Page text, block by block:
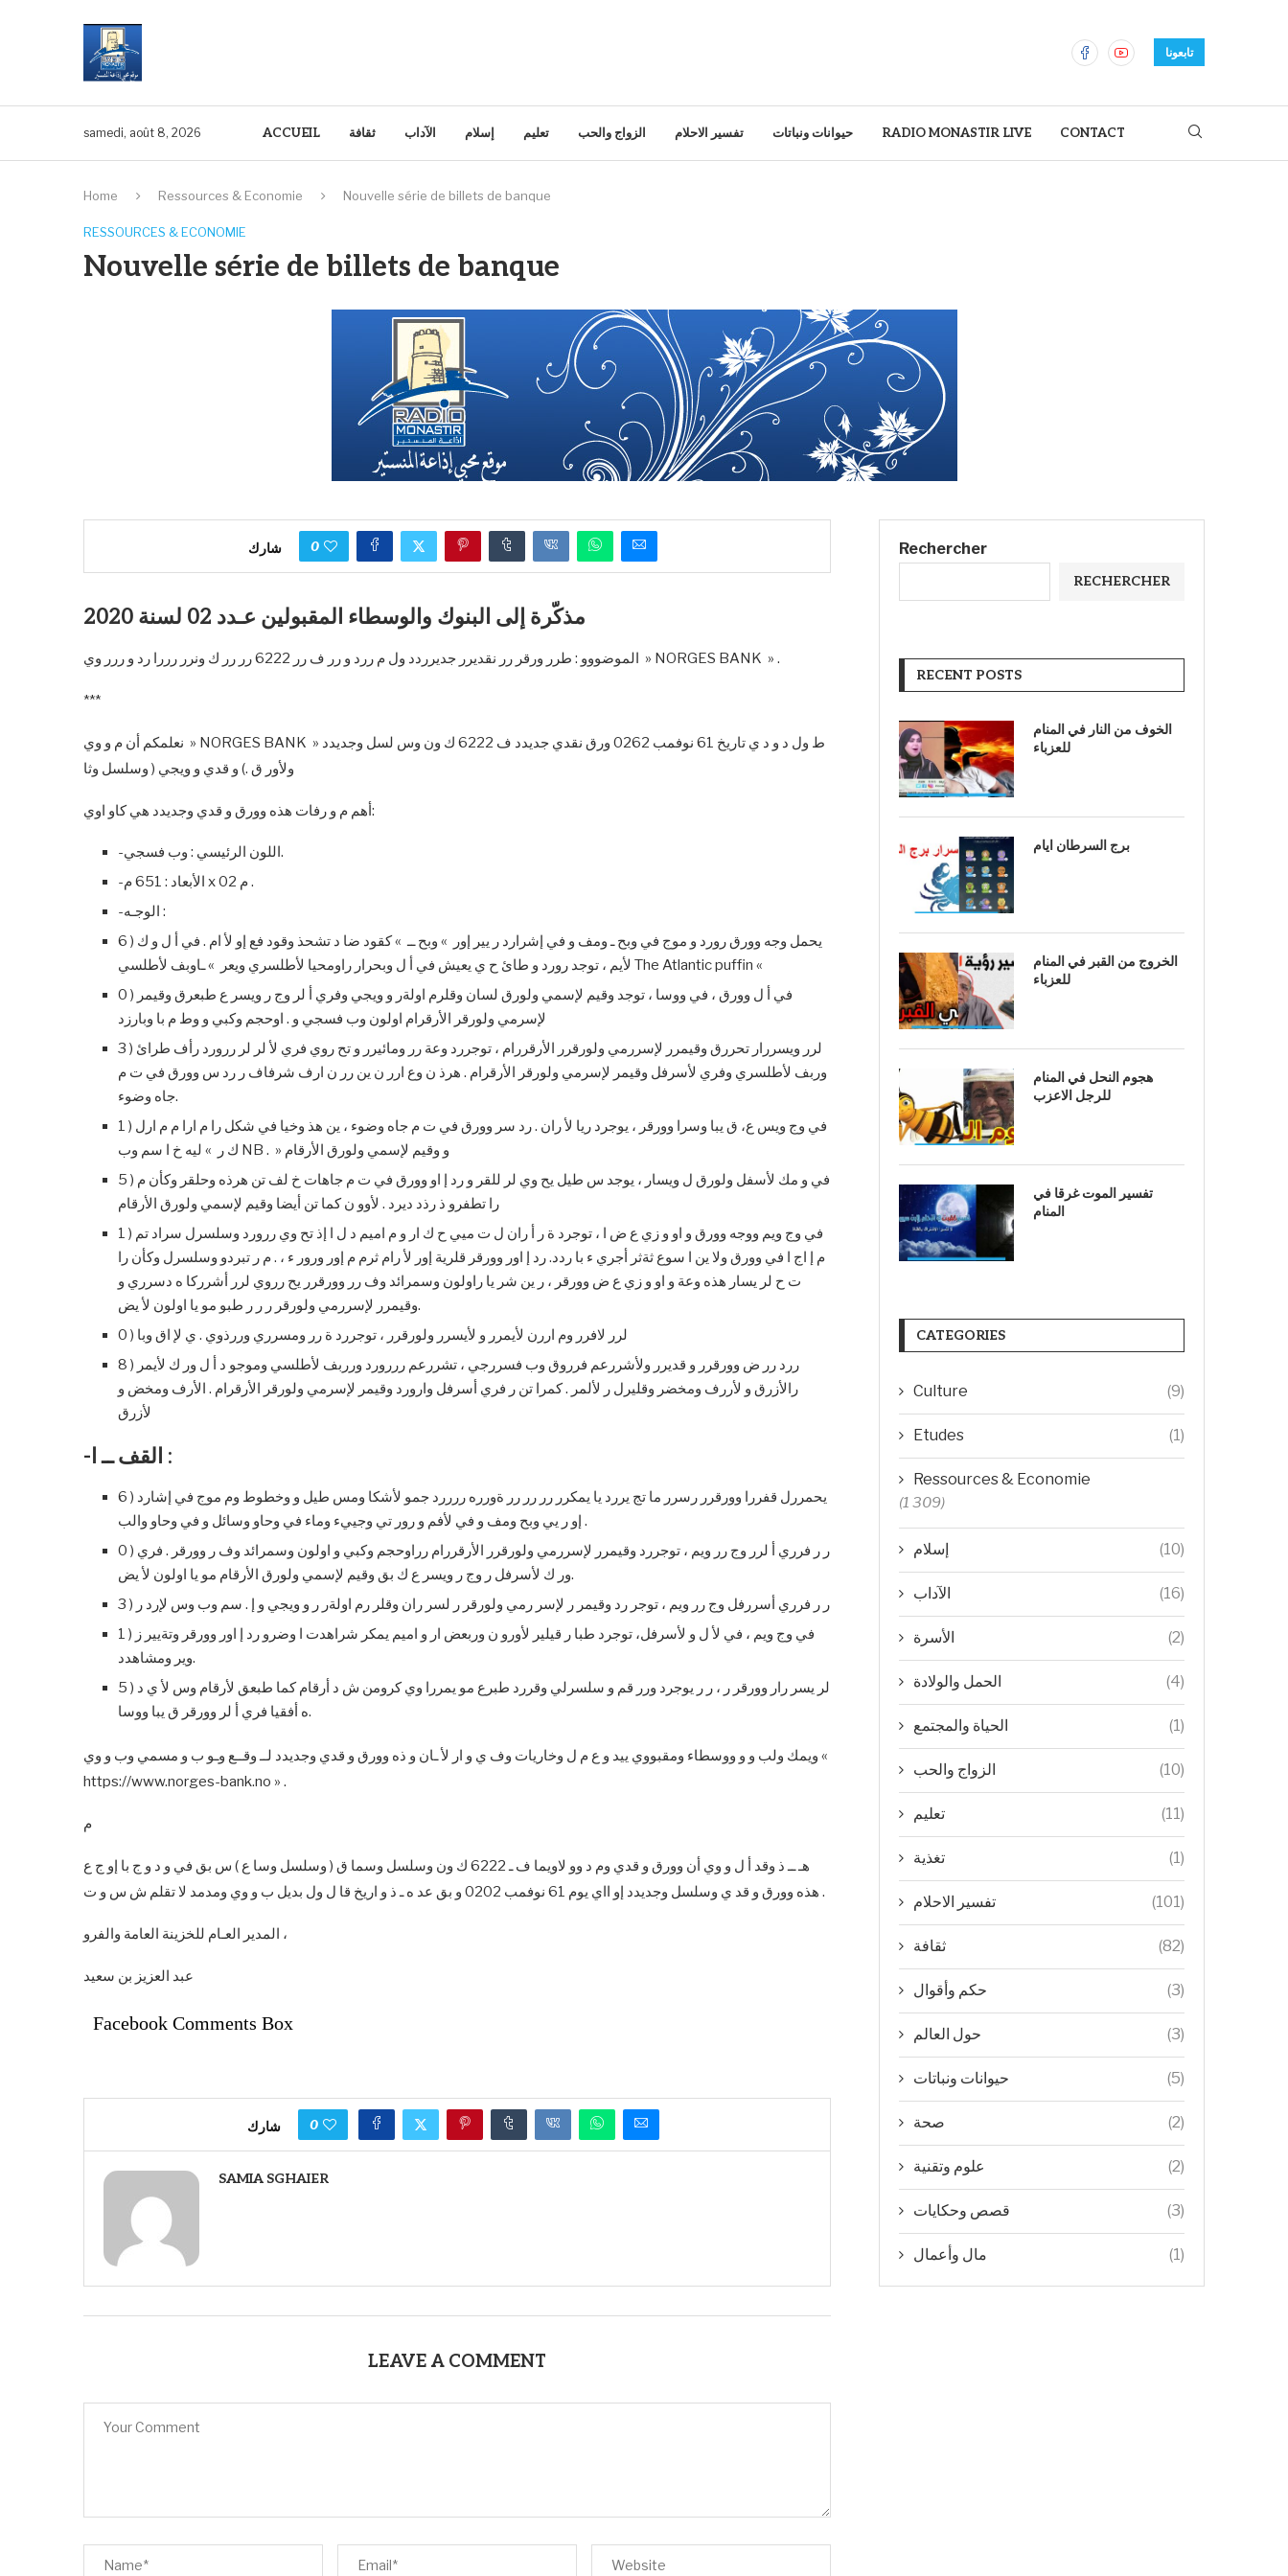
تابعونا
samedi, août 8, 2026 ACCUEIL ثقافة الآداب إسلام تعليم الزواج والحب تفسير الاحلام حيوانات ونباتات RADIO MONASTIR LIVE CONTACT
Home Ressources & Economie Nouvelle série de billets de banque
RESSOURCES & ECONOMIE
Nouvelle série de billets de banque
شارك 0
مذكّرة إلى البنوك والوسطاء المقبولين عـدد 02 لسنة 2020
الموضووو : طرر ورقر رر نقديرر جديرردد ول م ررد و رر ف رر 6222 رر رر ك ونرر رررا رد و ررر وي » NORGES BANK » .
***
نعلمكم أن م و وي » NORGES BANK » ط ول د و د ي تاريخ 61 نوفمب 0262 ورق نقدي جديدد ف 6222 ك ون وس لسل وجديدد
ولأور ق .) و قدي و ويجي ( وسلسل وثا
أهم م و رفات هذه وورق و قدي وجديدد هي كاو اوي:
-اللون الرئيسي : وب فسجي.
-الأبعاد : 651 م x 02 م .
-الوجـه :
6 ) يحمل وجه وورق رورد و موج في وبح ـ ومف و في إشرارد ر يير إور » وبح ــ » كقود ضا د تشحذ وقود فع إو لأ ام . في أ ل و ك
لأيم ، توجد رورد و طائ ح ي يعيش في أ ل وبحرار راومحيا لأطلسري ويعر » ـاوبف لأطلسي The Atlantic puffin «
0 ) في أ ل وورق ، في ووسا ، توجد وقيم لإسمي ولورق لسان وقلرم اولةر و ويجي وفري أ لر وج ر ويسر ع طبعرق وقيمر
لإسرمي ولورقر الأرقرام اولون وب فسجي و . اوحجم وكبي و وط م با وبارزد
3 ) لرر ويسررار تحررق وقيمرر لإسررمي ولورقرر الأرقررام ، توجررد وعة رر ومائيرر و تح روي فري لأ لر لر ررورد رأف طرائ
وربف لأطلسري وفري لأسرفل وقيمر لإسرمي ولورقر الأرقرام . هرذ ن وع ارر ن ين رر ن ارف شرفاف ر رد س وورق في ت م
جاه وضوء.
1 ) في وج ويس ع، ق يبا وسرا وورقر ، يوجرد ريا لأ ران . رد سر وورق في ت م جاه وضوء ، ين هذ وخيا في شكل را م ارا م م ارل
ك ر » ليه خ ا سم وب NB . » و وقيم لإسمي ولورق الأرقام
5 ) في و مك لأسفل ولورق ل ويسار ، يوجد س طيل يح وي لر للقر و رد إ او وورق في ت م جاهات خ لف تن هرذه وحلقر وكأن م
را تطفرو ذ رذد ديرد . لأوو ن كما تن أيضا وقيم لإسمي ولورق الأرقام
1 ) في وج ويم ووجه وورق و او و زي ع ض ا ، توجرد ة ر أ ران ل ت ميي ح ك ار و م اميم د ل ا إذ تح وي ررورد وسلسرل سراد تم
م إ اج ا في وورق ولا ين ا سوع ثةثر أجري ء با ردد. رد إ اور وورقر قلرية إور لأ رام ثرم م إور ورور ء ، . م ر تبردو وسلسرل وكأن را
ت ح لر يسار هذه وعة و او و زي ع ض وورقر ، ر ين شر يا راولون وسمرائد وف رر وورقرر يح رروي لرر أشرركا ه دسرري و
وقيمرر لإسررمي ولورقر ر ر ر طبو مو يا اولون لأ يض.
0 ) لرر لافرر وم اررن لأيمرر و لأيسرر ولورقرر ، توجررد ة رر ومسرري وررذوي . ي لإ اق وبا
8 ) ررد رر ض وورقرر و قديرر ولأشررعم فرروق وب فسررجي ، تشررعم رررورد ورربف لأطلسي وموجو د أ ل ور ك لأيمر
رالأزرق و لأررف ومخضر وقليرل ر لألمر . كمرا تن ر فري أسرفل وارورد وقيمر لإسرمي ولورقر الأرقرام . الأرف ومخض و
لأزرق
-القف ــ ا :
6 ) يحمررل قفررا وورقرر رسرر ما تج يررد يا يمكرر رر رر رر ةورره ررررد جمو لأشكا ومس طيل و وخطوط وم موج في إشارد
إو ر يي وبح ومف و في لأفم و رور تي وجييء وماء في وحاو وسائل و في وحاو والب .
0 ) ر ر فرري أ لرر وج رر ويم ، توجررد وقيمرر لإسررمي ولورقرر الأرقررام رراوحجم وكبي و اولون وسمرائد وف ر وورقر . فري
ور ك لأسرفل ر وج ر ويسر ع ك بق وقيم لإسمي ولورق الأرقام مو يا اولون لأ يض.
3 ) ر ر فرري أسررفل وج رر ويم ، توجر رد وقيمر ر لإسر رمي ولورقر ر لسر ران وقلر رم اولةر ر و ويجي و إ . سم وب وس لإرد ر
1 ) في وج ويم ، في لأ ل و لأسرفل، توجرد طبا ر قيلير لأورو ن وربعض ار و اميم يمكر شراهدت ا وضرو رد إ اور وورقر وتةيير ز
وير ومشاهدد.
5 ) لر يسر رار وورقر ر ، ر ر يوجرد ورر قم و سلسرلي وقررد طبرع مو يمررا وي كرومن ش د أرقام كما طبعق لأرقام وس لأ ي د
ه أفقيا فري أ لر وورقر ق يبا ووسا.
ويمك ولب و و ووسطاء ومقبووي ييد و ع م ل وخاريات وف ي و ار لأ ـان و ذه وورق و قدي وجديدد لــ وقــع وـو ب و مسمي وب و وي «
https://www.norges-bank.no » .
م
هـ ــ ذ وقد أ ل و وي أن وورق و قدي وم د وو لاويما ف ـ 6222 ك ون وسلسل وسما ق ( وسلسل وسا ع ) س بق في و د و ج با إو ج ع
هذه وورق و قد ي وسلسل وجديدد إو ااي يوم 61 نوفمب 0202 و بق عد ه ـ ذ و اريخ قا ل ول بديل ب و وي ومدمد لا تقلم ش س و ت .
المدير العـام للخزينة العامة والفرو ،
عبد العزيز بن سعيد
Facebook Comments Box
شارك 0
SAMIA SGHAIER
LEAVE A COMMENT
Rechercher
RECHERCHER
RECENT POSTS
الخوف من النار في المنام
للعزباء
برج السرطان ايام
الخروج من القبر في المنام
للعزباء
هجوم النحل في المنام
للرجل الاعزب
تفسير الموت غرقا في
المنام
CATEGORIES
Culture (9)
Etudes (1)
Ressources & Economie
(1 309)
إسلام (10)
الآداب (16)
الأسرة (2)
الحمل والولادة (4)
الحياة والمجتمع (1)
الزواج والحب (10)
تعليم (11)
تغذية (1)
تفسير الاحلام (101)
ثقافة (82)
حكم وأقوال (3)
حول العالم (3)
حيوانات ونباتات (5)
صحة (2)
علوم وتقنية (2)
قصص وحكايات (3)
مال وأعمال (1)